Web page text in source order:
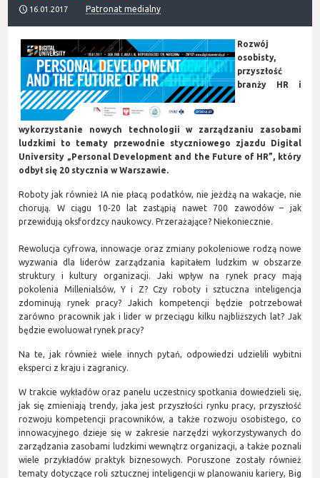
16.01.2017 Patronat medialny
Rozwój
osobisty,
przyszłość
branży HR i
wykorzystanie nowych technologii w zarządzaniu zasobami
ludzkimi to tematy przewodnie styczniowego zjazdu Digital
University „Personal Development and the Future of HR”, który
odbył się 20 stycznia w Warszawie.
Roboty jak również IA nie płacą podatków, nie jeżdżą na wakacje, nie
chorują. W ciągu 10‑20 lat zastąpią nawet 700 zawodów – jak
przewidują oksfordzcy naukowcy. Przerażające? Niekoniecznie.
Rewolucja cyfrowa, innowacje oraz zmiany pokoleniowe rodzą nowe
wyzwania dla liderów zarządzania kapitałem ludzkim w obszarze
struktury i kultury organizacji. Jaki wpływ na rynek pracy mają
pokolenia Millenialsów, Y i Z? Czy roboty i sztuczna inteligencja
zdominują rynek pracy? Jakich kompetencji będzie potrzebował
zarówno pracownik jak i lider w przeciągu kilku najbliższych lat? Jak
będzie ewoluował rynek pracy?
Na te, jak również wiele innych pytań, odpowiedzi udzielili wybitni
eksperci z kraju i zagranicy.
W trakcie wykładów oraz panelu uczestnicy spotkania dowiedzieli się,
jak się zmieniają trendy, jaka jest przyszłości rynku pracy, przyszłość
rozwoju kompetencji pracowników, a także rozwoju osobistego, co
innowacyjnego dzieje się w zakresie narzędzi wykorzystywanych do
zarządzania zasobami ludzkimi wewnątrz organizacji, a także poznali
wiele przykładów praktyk biznesowych. Poruszone zostały również
tematy dotyczące roli sztucznej inteligencji w planowaniu kariery, Big